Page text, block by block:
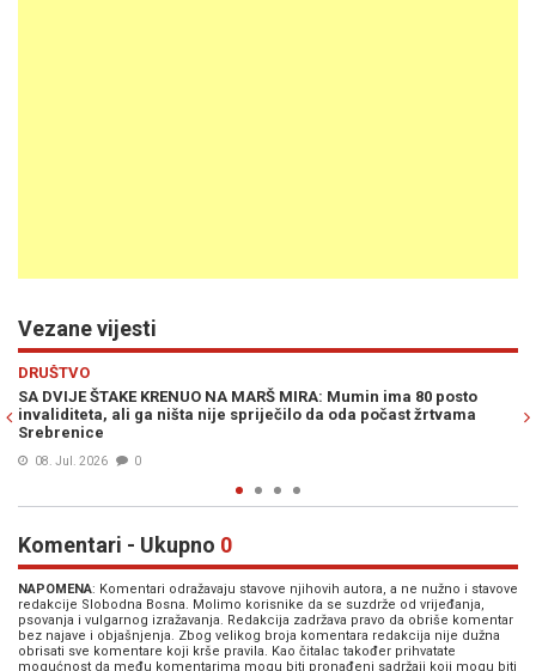
Vezane vijesti
posto
SJEĆANJE
PREPJEŠAĆIT ĆE OKO 100 KILOMETARA: Sarajevski
prvi put učestvuju u 'Maršu mira'
Previous
Komentari - Ukupno 0
NAPOMENA: Komentari odražavaju stavove njihovih autora, a ne nužno i stavove
redakcije Slobodna Bosna. Molimo korisnike da se suzdrže od vrijeđanja,
psovanja i vulgarnog izražavanja. Redakcija zadržava pravo da obriše komentar
bez najave i objašnjenja. Zbog velikog broja komentara redakcija nije dužna
obrisati sve komentare koji krše pravila. Kao čitalac također prihvatate
mogućnost da među komentarima mogu biti pronađeni sadržaji koji mogu biti